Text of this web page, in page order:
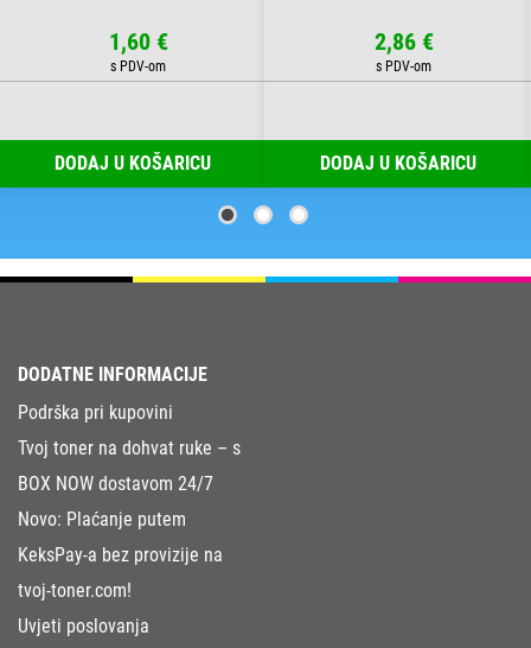
1,60 €
DODAJ U KOŠARICU
2,86 €
DODAJ U KOŠARICU
DODATNE INFORMACIJE
Podrška pri kupovini
Tvoj toner na dohvat ruke – s
BOX NOW dostavom 24/7
Novo: Plaćanje putem
KeksPay-a bez provizije na
tvoj-toner.com!
Uvjeti poslovanja